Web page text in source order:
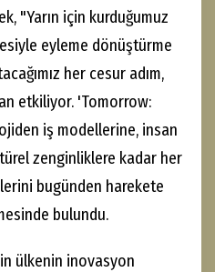
"Yarın için kurduğumuz
eyleme dönüştürme
her cesur adım,
etkiliyor. 'Tomorrow:
iş modellerine, insan
zenginliklere kadar her
bugünden harekete
bulundu.
ülkenin inovasyon